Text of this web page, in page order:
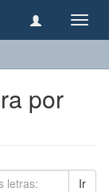
por
Ir